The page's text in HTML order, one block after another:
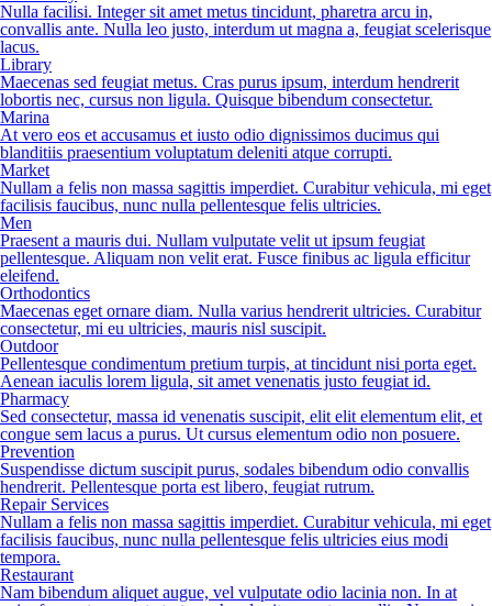
Nulla facilisi. Integer sit amet metus tincidunt, pharetra arcu in,
convallis ante. Nulla leo justo, interdum ut magna a, feugiat scelerisque
lacus.
Library
Maecenas sed feugiat metus. Cras purus ipsum, interdum hendrerit
lobortis nec, cursus non ligula. Quisque bibendum consectetur.
Marina
At vero eos et accusamus et iusto odio dignissimos ducimus qui
blanditiis praesentium voluptatum deleniti atque corrupti.
Market
Nullam a felis non massa sagittis imperdiet. Curabitur vehicula, mi eget
facilisis faucibus, nunc nulla pellentesque felis ultricies.
Men
Praesent a mauris dui. Nullam vulputate velit ut ipsum feugiat
pellentesque. Aliquam non velit erat. Fusce finibus ac ligula efficitur
eleifend.
Orthodontics
Maecenas eget ornare diam. Nulla varius hendrerit ultricies. Curabitur
consectetur, mi eu ultricies, mauris nisl suscipit.
Outdoor
Pellentesque condimentum pretium turpis, at tincidunt nisi porta eget.
Aenean iaculis lorem ligula, sit amet venenatis justo feugiat id.
Pharmacy
Sed consectetur, massa id venenatis suscipit, elit elit elementum elit, et
congue sem lacus a purus. Ut cursus elementum odio non posuere.
Prevention
Suspendisse dictum suscipit purus, sodales bibendum odio convallis
hendrerit. Pellentesque porta est libero, feugiat rutrum.
Repair Services
Nullam a felis non massa sagittis imperdiet. Curabitur vehicula, mi eget
facilisis faucibus, nunc nulla pellentesque felis ultricies eius modi
tempora.
Restaurant
Nam bibendum aliquet augue, vel vulputate odio lacinia non. In at